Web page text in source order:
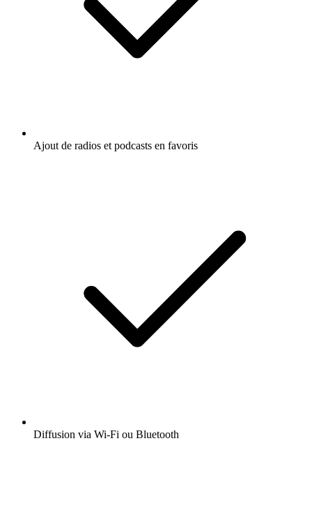
Ajout de radios et podcasts en favoris
Diffusion via Wi-Fi ou Bluetooth